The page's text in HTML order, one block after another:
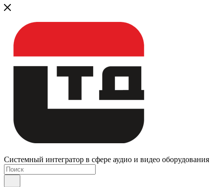
Системный интегратор в сфере аудио и видео оборудования